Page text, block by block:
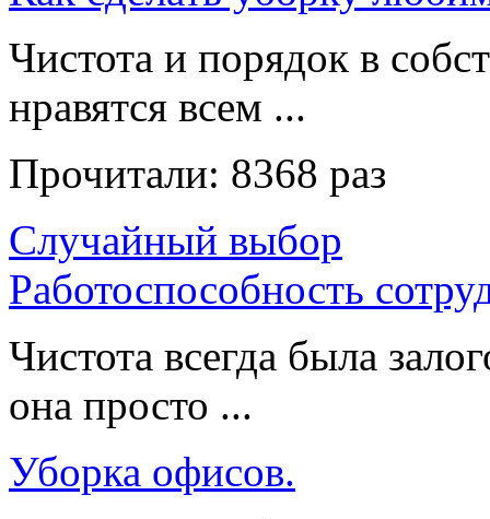
Чистота и порядок в
нравятся всем ...
Прочитали: 8368 раз
Случайный выбор
Работоспособность
Чистота всегда была
она просто ...
Уборка офисов.